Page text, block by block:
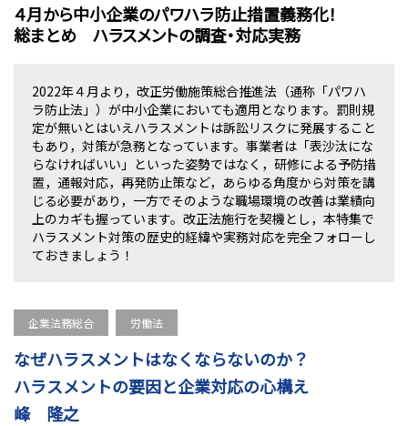
４月から中小企業のパワハラ防止措置義務化！
総まとめ ハラスメントの調査・対応実務
2022年４月より，改正労働施策総合推進法（通称「パワハ
ラ防止法」）が中小企業においても適用となります。罰則規
定が無いとはいえハラスメントは訴訟リスクに発展すること
もあり，対策が急務となっています。事業者は「表沙汰にな
らなければいい」といった姿勢ではなく，研修による予防措
置，通報対応，再発防止策など，あらゆる角度から対策を講
じる必要があり，一方でそのような職場環境の改善は業績向
上のカギも握っています。改正法施行を契機とし，本特集で
ハラスメント対策の歴史的経緯や実務対応を完全フォローし
ておきましょう！
企業法務総合 労働法
なぜハラスメントはなくならないのか？
ハラスメントの要因と企業対応の心構え
峰 隆之